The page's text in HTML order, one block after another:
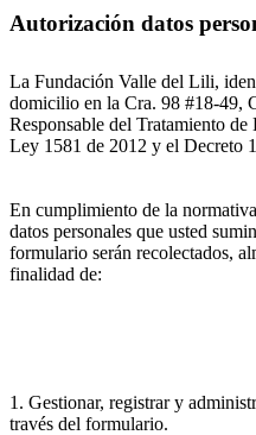
Autorización datos
La Fundación Valle del Lili,
domicilio en la Cra. 98 #18-49,
Responsable del Tratamiento
Ley 1581 de 2012 y el Decreto
En cumplimiento de la
datos personales que usted
formulario serán recolectados,
finalidad de:
1. Gestionar, registrar y
través del formulario.